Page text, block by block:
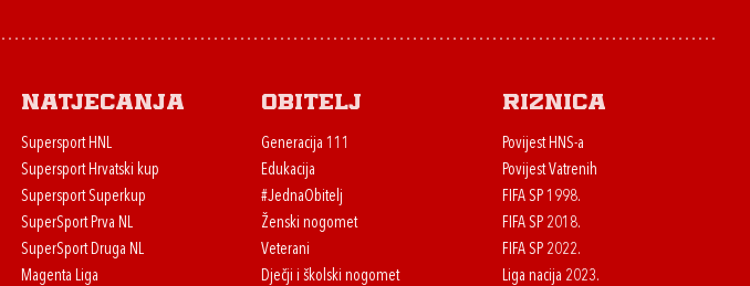
Natjecanja
Supersport HNL
Supersport Hrvatski kup
Supersport Superkup
SuperSport Prva NL
SuperSport Druga NL
Magenta Liga
Obitelj
Generacija 111
Edukacija
#JednaObitelj
Ženski nogomet
Veterani
Dječji i školski nogomet
Riznica
Povijest HNS-a
Povijest Vatrenih
FIFA SP 1998.
FIFA SP 2018.
FIFA SP 2022.
Liga nacija 2023.